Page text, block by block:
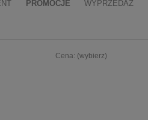
PROMOCJE WYPRZEDAŻ
Cena: (wybierz)